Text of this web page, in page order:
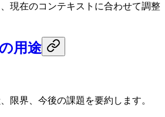
現在のコンテキストに合わせて調整
用途
限界、今後の課題を要約します。